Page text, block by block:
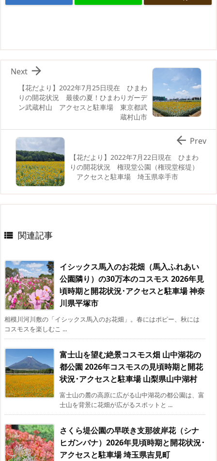
【花だより】2022年7月25日現在 ひまわ
りの開花状況 最後の夏！ひまわりガーデ
ン武蔵村山 アクセスと駐車場 東京都武
蔵村山市

Next
【花だより】2022年7月22日現在 ひまわ
りの開花状況 権現堂公園（権現堂桜堤）
アクセスと駐車場 埼玉県幸手市
 Prev
 関連記事
イシックス馬入のお花畑（馬入ふれあい
公園隣り）の30万本のコスモス 2026年見
頃時期と開花状況･アクセスと駐車場 神奈
川県平塚市
相模川河川敷の「イシックス馬入のお花畑」。春にはポピー、秋には
コスモスを楽しむこ ...
富士山を望む絶景コスモス畑 山中湖花の
都公園 2026年コスモスの見頃時期と開花
状況･アクセスと駐車場 山梨県山中湖村
富士山の麓の高原に広がる山中湖花の都公園は、富
士山を背景に花畑が広がるスポットと ...
さくら堤公園の早咲き支那彼岸花（シナ
ヒガンバナ）2026年見頃時期と開花状況･
アクセスと駐車場 埼玉県吉見町